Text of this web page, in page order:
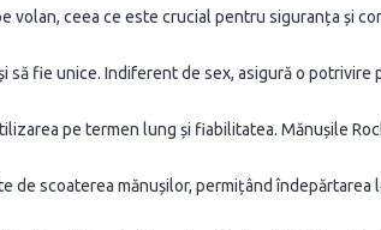
volan, ceea ce este crucial pentru siguranța și
să fie unice. Indiferent de sex, asigură o
pe termen lung și fiabilitatea. Mănușile
scoaterea mănușilor, permițând îndepărtarea